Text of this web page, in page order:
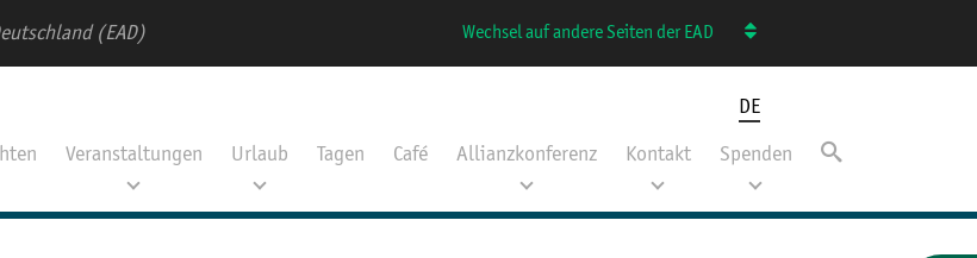
(EAD) Wechsel auf andere Seiten der EAD
Veranstaltungen Urlaub Tagen Café Allianzkonferenz Kontakt Spenden
DE